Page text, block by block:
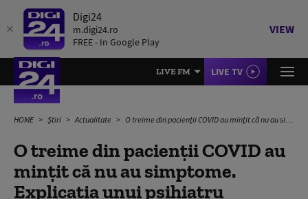
Digi24
m.digi24.ro
FREE - In Google Play
VIEW
LIVE FM LIVE TV
HOME Știri Actualitate O treime din pacienții COVID au mințit că nu au simptome. Explicația unui psihiatru
O treime din pacienții COVID au
mințit că nu au simptome.
Explicația unui psihiatru